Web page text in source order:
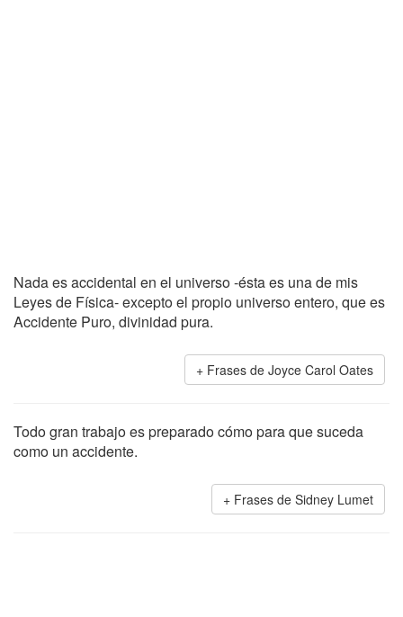
Nada es accidental en el universo -ésta es una de mis
Leyes de Física- excepto el propio universo entero, que es
Accidente Puro, divinidad pura.
Frases de Joyce Carol Oates
Todo gran trabajo es preparado cómo para que suceda
como un accidente.
Frases de Sidney Lumet